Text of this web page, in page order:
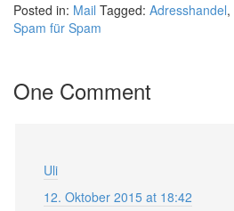
Posted in: Mail Tagged: Adresshandel,
Spam für Spam
One Comment
Uli
12. Oktober 2015 at 18:42